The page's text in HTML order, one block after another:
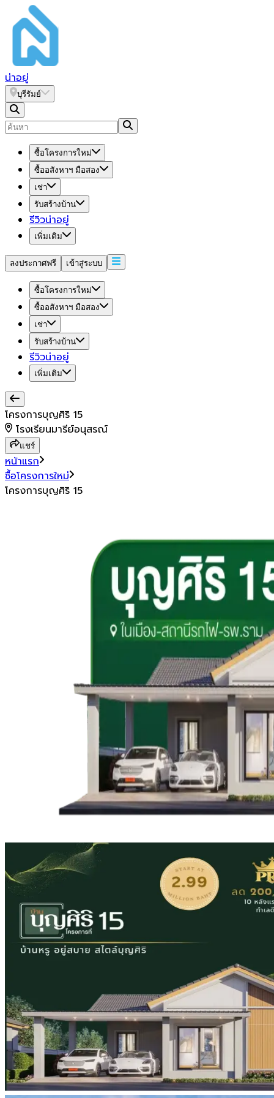
น่าอยู่
บุรีรัมย์
ซื้อโครงการใหม่
ซื้ออสังหาฯ มือสอง
เช่า
รับสร้างบ้าน
รีวิวน่าอยู่
เพิ่มเติม
ลงประกาศฟรี เข้าสู่ระบบ
ซื้อโครงการใหม่
ซื้ออสังหาฯ มือสอง
เช่า
รับสร้างบ้าน
รีวิวน่าอยู่
เพิ่มเติม
โครงการบุญศิริ 15
โรงเรียนมารีย์อนุสรณ์
แชร์
หน้าแรก
ซื้อโครงการใหม่
โครงการบุญศิริ 15